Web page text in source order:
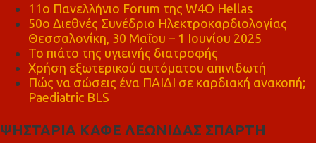
11ο Πανελλήνιο Forum της W4O Hellas
50ο Διεθνές Συνέδριο Ηλεκτροκαρδιολογίας
Θεσσαλονίκη, 30 Μαΐου – 1 Ιουνίου 2025
Το πιάτο της υγιεινής διατροφής
Χρήση εξωτερικού αυτόματου απινιδωτή
Πώς να σώσεις ένα ΠΑΙΔΙ σε καρδιακή ανακοπή;
Paediatric BLS
ΨΗΣΤΑΡΙΑ ΚΑΦΕ ΛΕΩΝΙΔΑΣ ΣΠΑΡΤΗ